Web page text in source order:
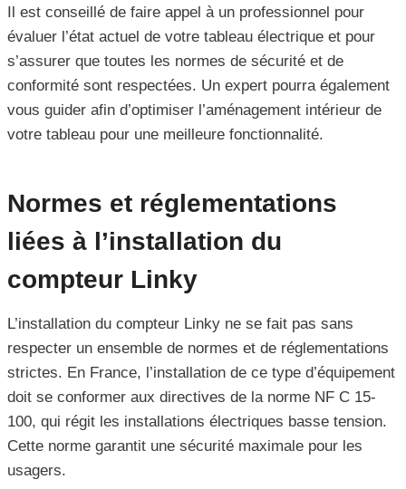
Il est conseillé de faire appel à un professionnel pour
évaluer l’état actuel de votre tableau électrique et pour
s’assurer que toutes les normes de sécurité et de
conformité sont respectées. Un expert pourra également
vous guider afin d’optimiser l’aménagement intérieur de
votre tableau pour une meilleure fonctionnalité.
Normes et réglementations
liées à l’installation du
compteur Linky
L’installation du compteur Linky ne se fait pas sans
respecter un ensemble de normes et de réglementations
strictes. En France, l’installation de ce type d’équipement
doit se conformer aux directives de la norme NF C 15-
100, qui régit les installations électriques basse tension.
Cette norme garantit une sécurité maximale pour les
usagers.